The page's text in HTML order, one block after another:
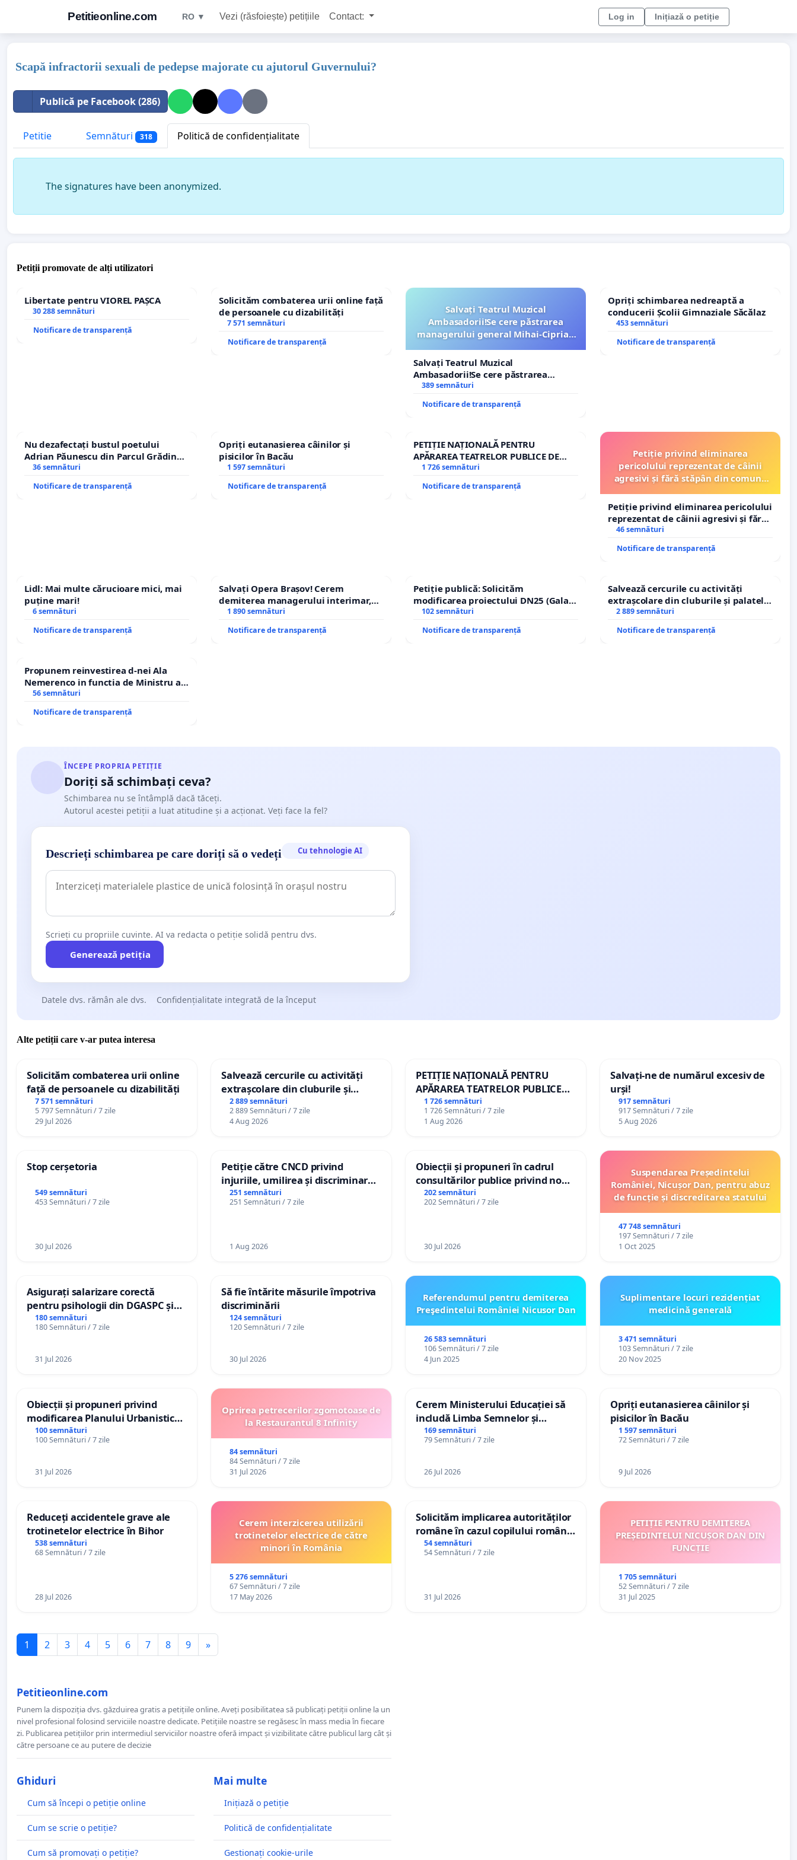
Petitieonline.com RO ▼ Vezi (răsfoiește) petițiile Contact: Log in Inițiază o petiție
Scapă infractorii sexuali de pedepse majorate cu ajutorul Guvernului?
Publică pe Facebook (286)
Petitie Semnături 318 Politică de confidențialitate
The signatures have been anonymized.
Petiții promovate de alți utilizatori
Libertate pentru VIOREL PAȘCA
30 288 semnături
Notificare de transparență
Solicităm combaterea urii online față
de persoanele cu dizabilități
7 571 semnături
Notificare de transparență
Salvați Teatrul Muzical
Ambasadorii!Se cere păstrarea
managerului general Mihai-Ciprian
Salvați Teatrul Muzical
Ambasadorii!Se cere păstrarea
managerului general Mihai-Ciprian
389 semnături
Notificare de transparență
Opriți schimbarea nedreaptă a
conducerii Școlii Gimnaziale Săcălaz
453 semnături
Notificare de transparență
Nu dezafectați bustul poetului
Adrian Păunescu din Parcul Grădina
Icoanei! Stop cenzurii culturale!
36 semnături
Notificare de transparență
Opriți eutanasierea câinilor și
pisicilor în Bacău
1 597 semnături
Notificare de transparență
PETIȚIE NAȚIONALĂ PENTRU
APĂRAREA TEATRELOR PUBLICE DE
REPERTORIU DIN ROMÂNIA
1 726 semnături
Notificare de transparență
Petiție privind eliminarea
pericolului reprezentat de câinii
agresivi și fără stăpân din comuna
Petiție privind eliminarea pericolului
reprezentat de câinii agresivi și fără
stăpân din comuna Tunari
46 semnături
Notificare de transparență
Lidl: Mai multe cărucioare mici, mai
puține mari!
6 semnături
Notificare de transparență
Salvați Opera Brașov! Cerem
demiterea managerului interimar,
Petrean Lucian-Marius!
1 890 semnături
Notificare de transparență
Petiție publică: Solicităm
modificarea proiectului DN25 (Galați
– Hanu Conachi) prin devierea
102 semnături
Notificare de transparență
Salvează cercurile cu activități
extrașcolare din cluburile și palatele
copiilor
2 889 semnături
Notificare de transparență
Propunem reinvestirea d-nei Ala
Nemerenco in functia de Ministru al
Sanatatii
56 semnături
Notificare de transparență
ÎNCEPE PROPRIA PETIȚIE
Doriți să schimbați ceva?
Schimbarea nu se întâmplă dacă tăceți.
Autorul acestei petiții a luat atitudine și a acționat. Veți face la fel?
Descrieți schimbarea pe care doriți să o vedeți Cu tehnologie AI
Scrieți cu propriile cuvinte. AI va redacta o petiție solidă pentru dvs.
Generează petiția
Datele dvs. rămân ale dvs. Confidențialitate integrată de la început
Alte petiții care v-ar putea interesa
Solicităm combaterea urii online
față de persoanele cu dizabilități
7 571 semnături
5 797 Semnături / 7 zile
29 Jul 2026
Salvează cercurile cu activități
extrașcolare din cluburile și
palatele copiilor
2 889 semnături
2 889 Semnături / 7 zile
4 Aug 2026
PETIȚIE NAȚIONALĂ PENTRU
APĂRAREA TEATRELOR PUBLICE
DE REPERTORIU DIN ROMÂNIA
1 726 semnături
1 726 Semnături / 7 zile
1 Aug 2026
Salvați-ne de numărul excesiv de
urși!
917 semnături
917 Semnături / 7 zile
5 Aug 2026
Stop cerșetoria
549 semnături
453 Semnături / 7 zile
30 Jul 2026
Petiție către CNCD privind
injuriile, umilirea și discriminarea
persoanelor cu dizabilități de
către utilizatorul TikTok „Gorici”
251 semnături
251 Semnături / 7 zile
1 Aug 2026
Obiecții și propuneri în cadrul
consultărilor publice privind noul
Plan Urbanistic General (PUG)
Ialoveni
202 semnături
202 Semnături / 7 zile
30 Jul 2026
Suspendarea Președintelui
României, Nicușor Dan, pentru abuz
de funcție și discreditarea statului
47 748 semnături
197 Semnături / 7 zile
1 Oct 2025
Asigurați salarizare corectă
pentru psihologii din DGASPC și
spitale
180 semnături
180 Semnături / 7 zile
31 Jul 2026
Să fie întărite măsurile împotriva
discriminării
124 semnături
120 Semnături / 7 zile
30 Jul 2026
Referendumul pentru demiterea
Preşedintelui României Nicusor Dan
26 583 semnături
106 Semnături / 7 zile
4 Jun 2025
Suplimentare locuri rezidențiat
medicină generală
3 471 semnături
103 Semnături / 7 zile
20 Nov 2025
Obiecții și propuneri privind
modificarea Planului Urbanistic
General al orașului Ialoveni
100 semnături
100 Semnături / 7 zile
31 Jul 2026
Oprirea petrecerilor zgomotoase de
la Restaurantul 8 Infinity
84 semnături
84 Semnături / 7 zile
31 Jul 2026
Cerem Ministerului Educației să
includă Limba Semnelor și
alfabetul Braille în școlile din
Republica Moldova!
169 semnături
79 Semnături / 7 zile
26 Jul 2026
Opriți eutanasierea câinilor și
pisicilor în Bacău
1 597 semnături
72 Semnături / 7 zile
9 Jul 2026
Reduceți accidentele grave ale
trotinetelor electrice în Bihor
538 semnături
68 Semnături / 7 zile
28 Jul 2026
Cerem interzicerea utilizării
trotinetelor electrice de către
minori în România
5 276 semnături
67 Semnături / 7 zile
17 May 2026
Solicităm implicarea autorităților
române în cazul copilului român
Wiliam Kristian Gheorghe, aflat în
plasament în Danemarca de 12
54 semnături
54 Semnături / 7 zile
31 Jul 2026
PETIȚIE PENTRU DEMITEREA
PREȘEDINTELUI NICUȘOR DAN DIN
FUNCȚIE
1 705 semnături
52 Semnături / 7 zile
31 Jul 2025
1 2 3 4 5 6 7 8 9 »
Petitieonline.com
Punem la dispoziția dvs. găzduirea gratis a petițiile online. Aveți posibilitatea să publicați petiții online la un
nivel profesional folosind serviciile noastre dedicate. Petițiile noastre se regăsesc în mass media în fiecare
zi. Publicarea petițiilor prin intermediul serviciilor noastre oferă impact și vizibilitate către publicul larg cât și
către persoane ce au putere de decizie
Ghiduri
Cum să începi o petiție online
Cum se scrie o petiție?
Cum să promovați o petiție?
Mai multe
Inițiază o petiție
Politică de confidențialitate
Gestionați cookie-urile